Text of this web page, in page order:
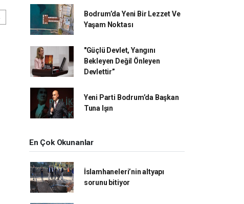
Bodrum’da Yeni Bir Lezzet Ve
Yaşam Noktası
"Güçlü Devlet, Yangını
Bekleyen Değil Önleyen
Devlettir”
Yeni Parti Bodrum’da Başkan
Tuna Işın
En Çok Okunanlar
İslamhaneleri’nin altyapı
sorunu bitiyor